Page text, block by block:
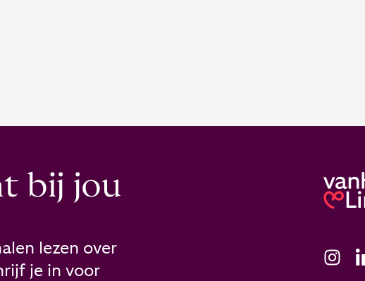
bij jou
lezen over
je in voor